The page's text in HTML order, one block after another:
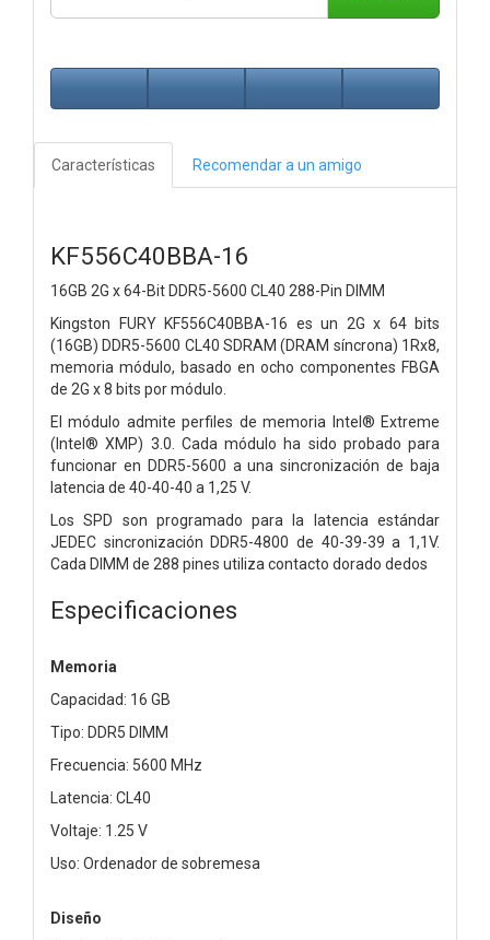
Características Recomendar a un amigo
KF556C40BBA-16
16GB 2G x 64-Bit DDR5-5600 CL40 288-Pin DIMM
Kingston FURY KF556C40BBA-16 es un 2G x 64 bits
(16GB) DDR5-5600 CL40 SDRAM (DRAM síncrona) 1Rx8,
memoria módulo, basado en ocho componentes FBGA
de 2G x 8 bits por módulo.
El módulo admite perfiles de memoria Intel® Extreme
(Intel®XMP) 3.0. Cada módulo ha sido probado para
funcionar en DDR5-5600 a unasincronización de baja
latencia de 40-40-40 a 1,25 V.
Los SPD son programado para la latencia estándar
JEDEC sincronización DDR5-4800 de 40-39-39 a 1,1V.
Cada DIMM de 288 pines utiliza contacto dorado dedos
Especificaciones
Memoria
Capacidad: 16 GB
Tipo: DDR5 DIMM
Frecuencia: 5600 MHz
Latencia: CL40
Voltaje: 1.25 V
Uso: Ordenador de sobremesa
Diseño